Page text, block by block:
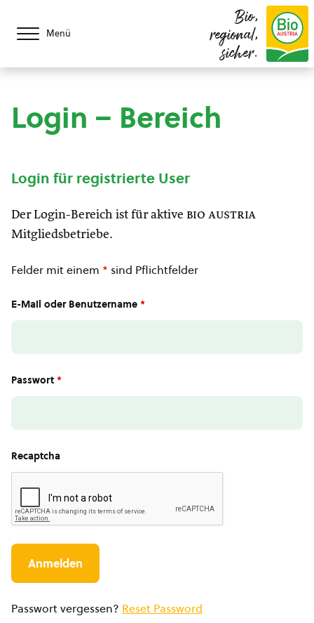
Menü
Bio,
regional,
sicher.
Login – Bereich
Login für registrierte User
Der Login-Bereich ist für aktive bio austria
Mitgliedsbetriebe.
Felder mit einem * sind Pflichtfelder
E-Mail oder Benutzername *
Passwort *
Recaptcha
Passwort vergessen? Reset Password